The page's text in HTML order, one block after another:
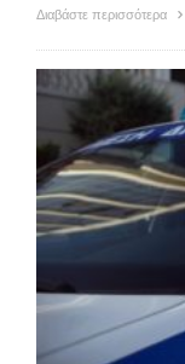
Διαβάστε περισσότερα